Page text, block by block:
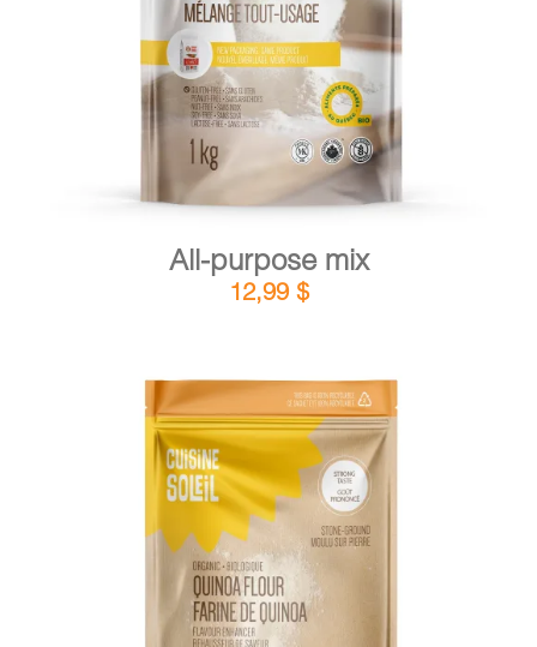
ADD TO CART / DETAILS
All-purpose mix
12,99 $
ADD TO CART / DETAILS